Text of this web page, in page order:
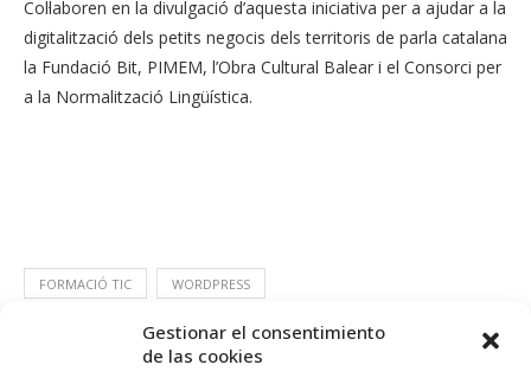
Gestionar el consentimiento
de las cookies
Col·laboren en la divulgació d’aquesta iniciativa per a ajudar a la
digitalització dels petits negocis dels territoris de parla catalana
la Fundació Bit, PIMEM, l’Obra Cultural Balear i el Consorci per
a la Normalització Lingüística.
FORMACIÓ TIC WORDPRESS